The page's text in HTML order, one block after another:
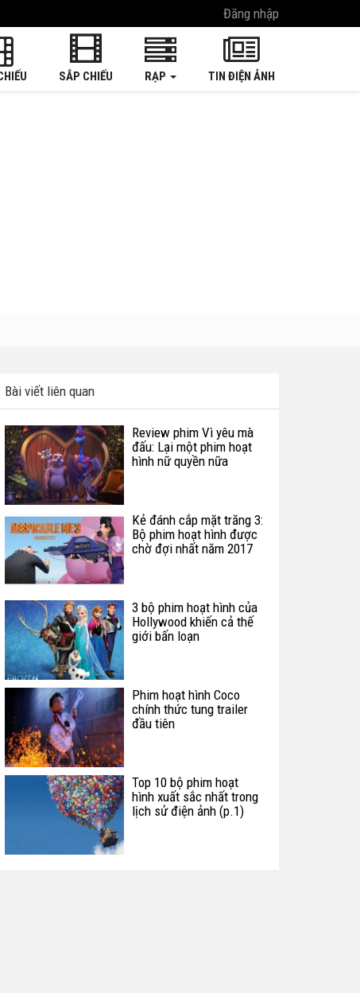
Đăng nhập
SẮP CHIẾU RẠP TIN ĐIỆN ẢNH
Bài viết liên quan
Review phim Vì yêu mà
đấu: Lại một phim hoạt
hình nữ quyền nữa
Kẻ đánh cắp mặt trăng 3:
Bộ phim hoạt hình được
chờ đợi nhất năm 2017
3 bộ phim hoạt hình của
Hollywood khiến cả thế
giới bấn loạn
Phim hoạt hình Coco
chính thức tung trailer
đầu tiên
Top 10 bộ phim hoạt
hình xuất sắc nhất trong
lịch sử điện ảnh (p.1)